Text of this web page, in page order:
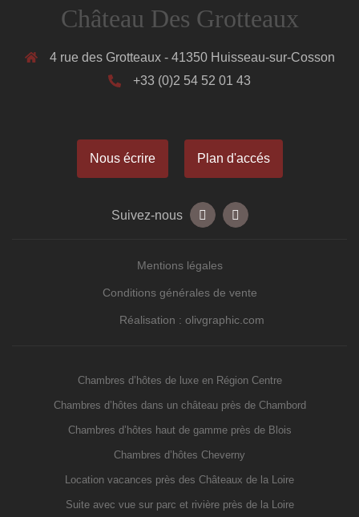
Château Des Grotteaux
4 rue des Grotteaux - 41350 Huisseau-sur-Cosson
+33 (0)2 54 52 01 43
Nous écrire Plan d'accés
Suivez-nous
Mentions légales
Conditions générales de vente
Réalisation : olivgraphic.com
Chambres d’hôtes de luxe en Région Centre
Chambres d’hôtes dans un château près de Chambord
Chambres d’hôtes haut de gamme près de Blois
Chambres d’hôtes Cheverny
Location vacances près des Châteaux de la Loire
Suite avec vue sur parc et rivière près de la Loire